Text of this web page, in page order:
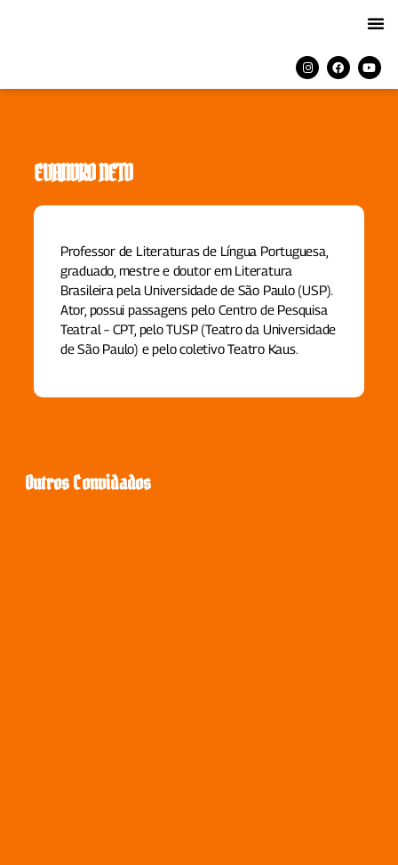
EVANDRO NETO
Professor de Literaturas de Língua Portuguesa,
graduado, mestre e doutor em Literatura
Brasileira pela Universidade de São Paulo (USP).
Ator, possui passagens pelo Centro de Pesquisa
Teatral – CPT, pelo TUSP (Teatro da Universidade
de São Paulo) e pelo coletivo Teatro Kaus.
Outros Convidados